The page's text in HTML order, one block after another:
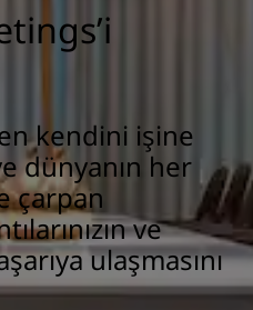
kendini işine
dünyanın her
çarpan
ve
ulaşmasını